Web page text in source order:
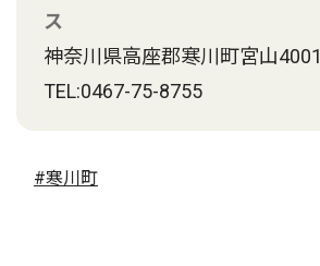
ス
神奈川県高座郡寒川町宮山4001
TEL:0467-75-8755
#寒川町